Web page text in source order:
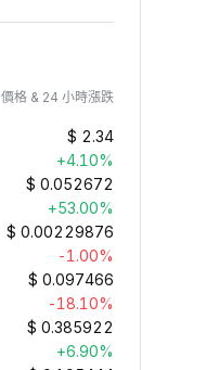
價格 & 24 小時漲跌
$ 2.34
+4.10%
$ 0.052672
+53.00%
$ 0.00229876
-1.00%
$ 0.097466
-18.10%
$ 0.385922
+6.90%